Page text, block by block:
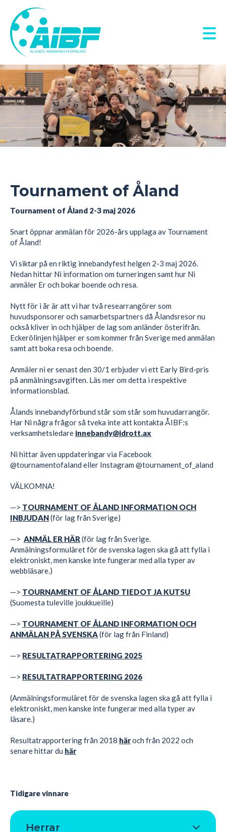
huvudinnehåll
Tournament of Åland
Tournament of Åland 2-3 maj 2026
Snart öppnar anmälan för 2026-års upplaga av Tournament
of Åland!
Vi siktar på en riktig innebandyfest helgen 2-3 maj 2026.
Nedan hittar Ni information om turneringen samt hur Ni
anmäler Er och bokar boende och resa.
Nytt för i år är att vi har två researrangörer som
huvudsponsorer och samarbetspartners då Ålandsresor nu
också kliver in och hjälper de lag som anländer österifrån.
Eckerölinjen hjälper er som kommer från Sverige med anmälan
samt att boka resa och boende.
Anmäler ni er senast den 30/1 erbjuder vi ett Early Bird-pris
på anmälningsavgiften. Läs mer om detta i respektive
informationsblad.
Ålands innebandyförbund står som står som huvudarrangör.
Har Ni några frågor så tveka inte att kontakta ÅIBF:s
verksamhetsledare innebandy@idrott.ax
Ni hittar även uppdateringar via Facebook
@tournamentofaland eller Instagram @tournament_of_aland
VÄLKOMNA!
—> TOURNAMENT OF ÅLAND INFORMATION OCH
INBJUDAN(för lag från Sverige)
—> ANMÄL ER HÄR(för lag från Sverige.
Anmälningsformuläret för de svenska lagen ska gå att fylla i
elektroniskt, men kanske inte fungerar med alla typer av
webbläsare.)
—> TOURNAMENT OF ÅLAND TIEDOT JA KUTSU
(Suomesta tuleville joukkueille)
—> TOURNAMENT OF ÅLAND INFORMATION OCH
ANMÄLAN PÅ SVENSKA(för lag från Finland)
—> RESULTATRAPPORTERING 2025
—> RESULTATRAPPORTERING 2026
(Anmälningsformuläret för de svenska lagen ska gå att fylla i
elektroniskt, men kanske inte fungerar med alla typer av
läsare.)
Resultatrapportering från 2018 häroch från 2022 och
senare hittar du här
Tidigare vinnare
Herrar